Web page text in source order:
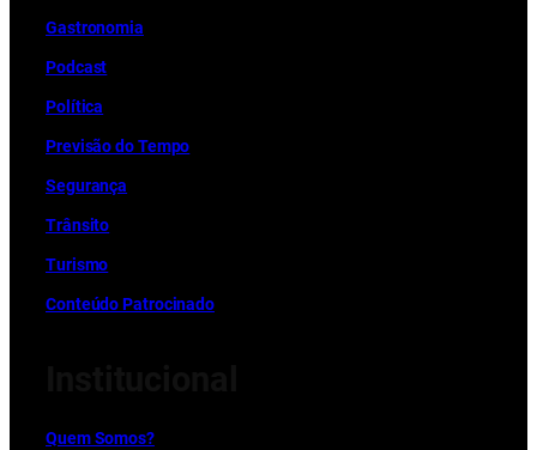
Gastronomia
Podcast
Política
Previsão do Tempo
Segurança
Trânsito
Turismo
Conteúdo Patrocinado
Quem Somos?